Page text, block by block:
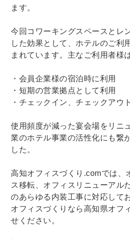
ます。
今回コワーキングスペースとレ
した効果として、ホテルのご利
まれています。主なご利用者様
・会員企業様の宿泊時に利用
・短期の営業拠点として利用
・チェックイン、チェックアウ
使用頻度が減った宴会場をリニ
業のホテル事業の活性化にも繋
した。
高知オフィスづくり.comでは、
ス移転、オフィスリニューアル
のあらゆる内装工事に対応して
オフィスづくりなら高知県オフ
せください。